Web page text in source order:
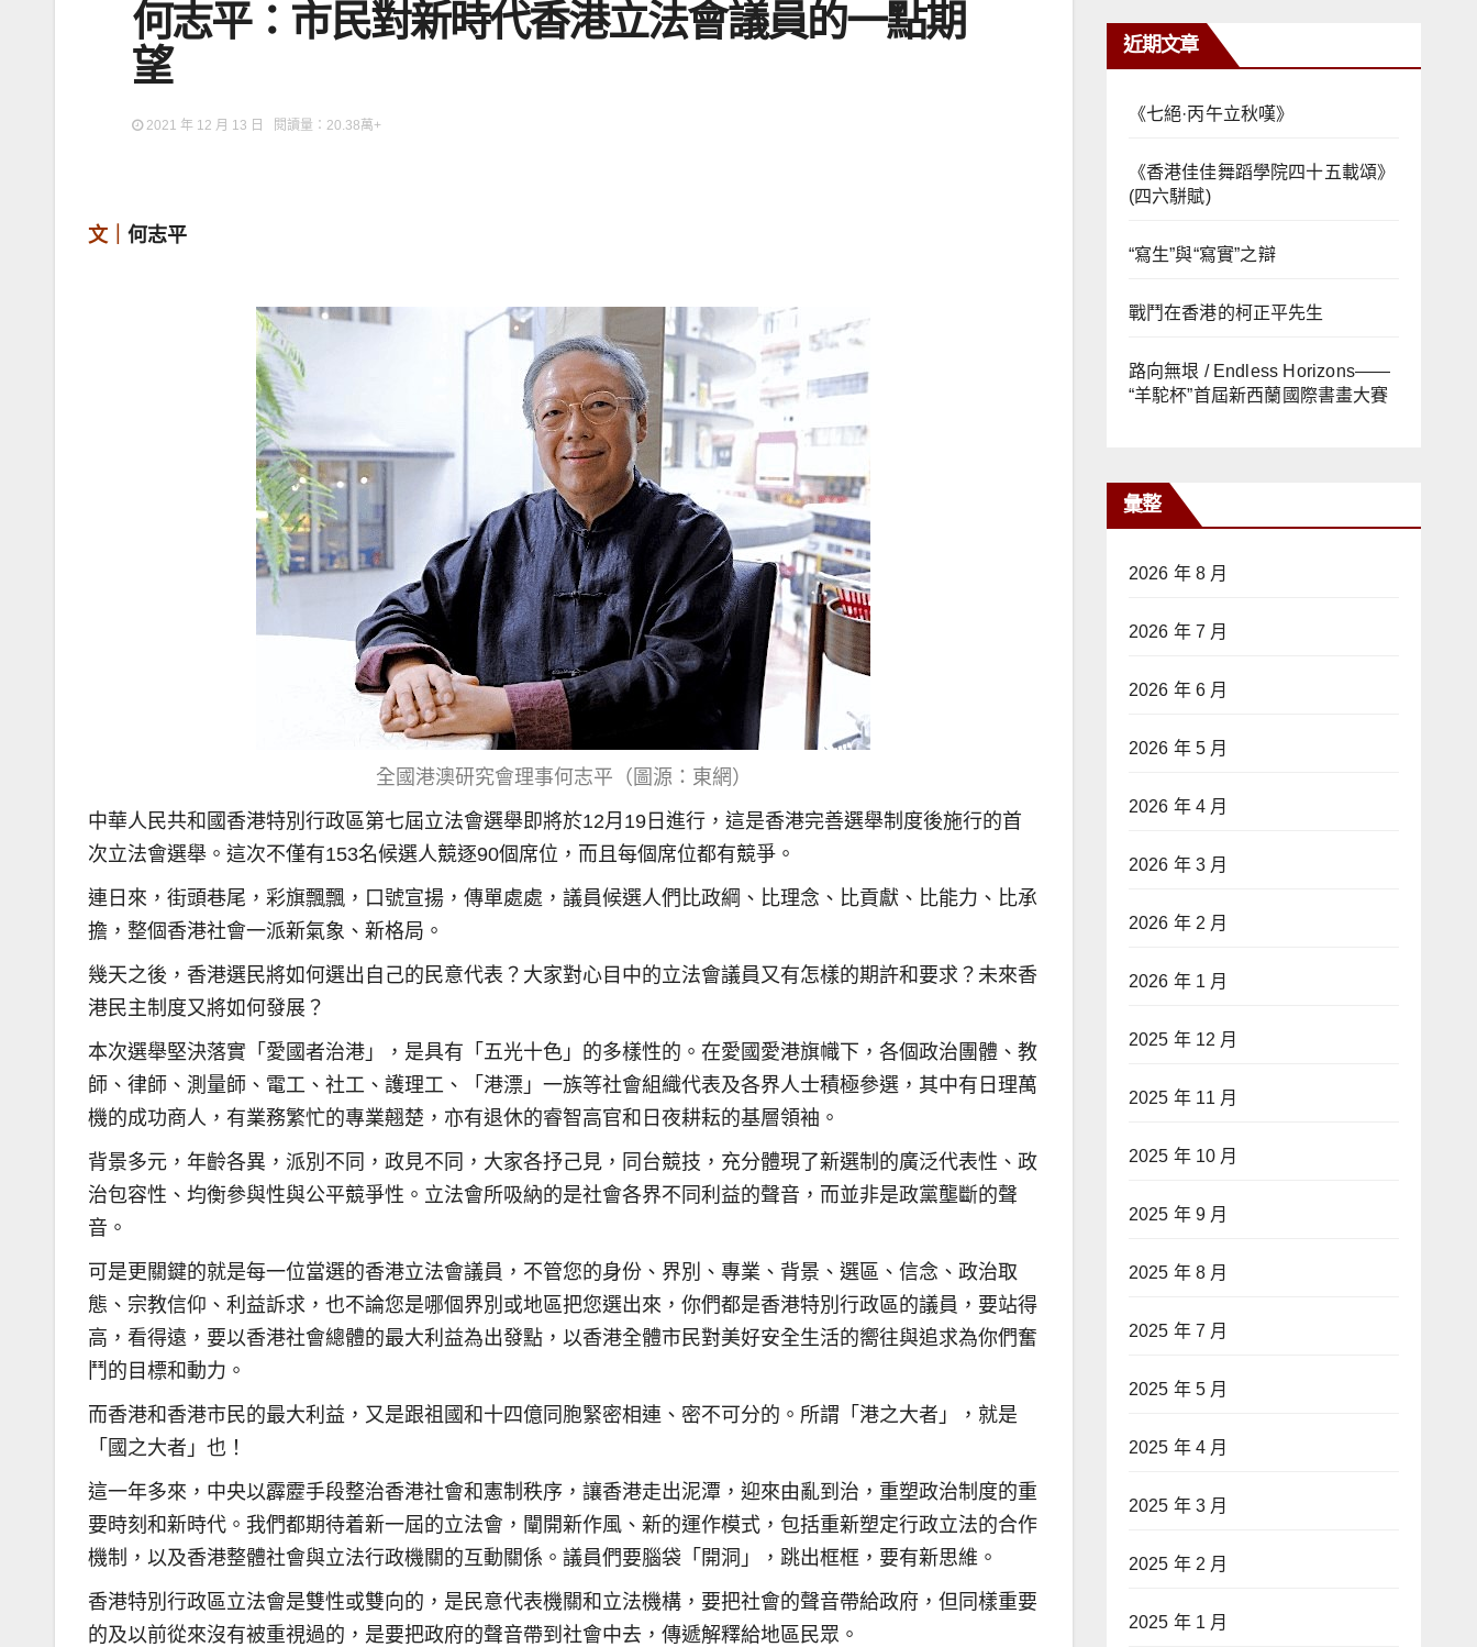
何志平：市民對新時代香港立法會議員的一點期
望
2021 年 12 月 13 日 閱讀量：20.38萬+
文｜ 何志平
全國港澳研究會理事何志平（圖源：東網）
中華人民共和國香港特別行政區第七屆立法會選舉即將於12月19日進行，這是香港完善選舉制度後施行的首
次立法會選舉。這次不僅有153名候選人競逐90個席位，而且每個席位都有競爭。
連日來，街頭巷尾，彩旗飄飄，口號宣揚，傳單處處，議員候選人們比政綱、比理念、比貢獻、比能力、比承
擔，整個香港社會一派新氣象、新格局。
幾天之後，香港選民將如何選出自己的民意代表？大家對心目中的立法會議員又有怎樣的期許和要求？未來香
港民主制度又將如何發展？
本次選舉堅決落實「愛國者治港」，是具有「五光十色」的多樣性的。在愛國愛港旗幟下，各個政治團體、教
師、律師、測量師、電工、社工、護理工、「港漂」一族等社會組織代表及各界人士積極參選，其中有日理萬
機的成功商人，有業務繁忙的專業翹楚，亦有退休的睿智高官和日夜耕耘的基層領袖。
背景多元，年齡各異，派別不同，政見不同，大家各抒己見，同台競技，充分體現了新選制的廣泛代表性、政
治包容性、均衡參與性與公平競爭性。立法會所吸納的是社會各界不同利益的聲音，而並非是政黨壟斷的聲
音。
可是更關鍵的就是每一位當選的香港立法會議員，不管您的身份、界別、專業、背景、選區、信念、政治取
態、宗教信仰、利益訴求，也不論您是哪個界別或地區把您選出來，你們都是香港特別行政區的議員，要站得
高，看得遠，要以香港社會總體的最大利益為出發點，以香港全體市民對美好安全生活的嚮往與追求為你們奮
鬥的目標和動力。
而香港和香港市民的最大利益，又是跟祖國和十四億同胞緊密相連、密不可分的。所謂「港之大者」，就是
「國之大者」也！
這一年多來，中央以霹靂手段整治香港社會和憲制秩序，讓香港走出泥潭，迎來由亂到治，重塑政治制度的重
要時刻和新時代。我們都期待着新一屆的立法會，闡開新作風、新的運作模式，包括重新塑定行政立法的合作
機制，以及香港整體社會與立法行政機關的互動關係。議員們要腦袋「開洞」，跳出框框，要有新思維。
香港特別行政區立法會是雙性或雙向的，是民意代表機關和立法機構，要把社會的聲音帶給政府，但同樣重要
的及以前從來沒有被重視過的，是要把政府的聲音帶到社會中去，傳遞解釋給地區民眾。
近期文章
《七絕·丙午立秋嘆》
《香港佳佳舞蹈學院四十五載頌》
(四六駢賦)
“寫生”與“寫實”之辯
戰鬥在香港的柯正平先生
路向無垠 / Endless Horizons——
“羊駝杯”首屆新西蘭國際書畫大賽
彙整
2026 年 8 月
2026 年 7 月
2026 年 6 月
2026 年 5 月
2026 年 4 月
2026 年 3 月
2026 年 2 月
2026 年 1 月
2025 年 12 月
2025 年 11 月
2025 年 10 月
2025 年 9 月
2025 年 8 月
2025 年 7 月
2025 年 5 月
2025 年 4 月
2025 年 3 月
2025 年 2 月
2025 年 1 月